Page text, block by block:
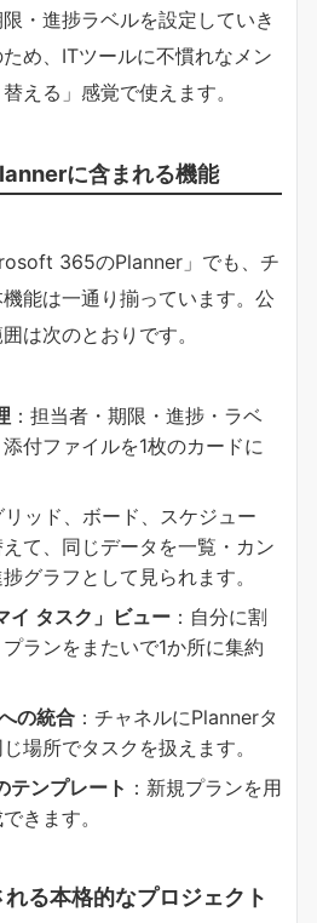
・進捗ラベルを設定していき
め、ITツールに不慣れなメン
える」感覚で使えます。
に含まれる機能
365のPlanner」でも、チ
能は一通り揃っています。公
は次のとおりです。
​：担当者・期限・進捗・ラベ
付ファイルを1枚のカードに
リッド、ボード、スケジュー
て、同じデータを一覧・カン
グラフとして見られます。
イ タスク」ビュー​ ​：自分に割
ランをまたいで1か所に集約
の統合​ ​：チャネルにPlannerタ
場所でタスクを扱えます。
テンプレート​ ​：新規プランを用
きます。
る本格的なプロジェクト